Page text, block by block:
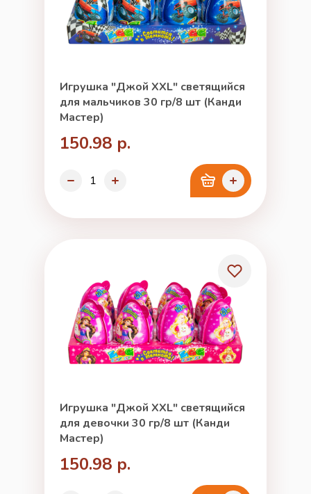
Игрушка "Джой XXL" светящийся
для мальчиков 30 гр/8 шт (Канди
Мастер)
150.98 р.
Игрушка "Джой XXL" светящийся
для девочки 30 гр/8 шт (Канди
Мастер)
150.98 р.